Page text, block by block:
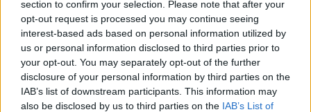
section to confirm your selection. Please note that after your
opt-out request is processed you may continue seeing
interest-based ads based on personal information utilized by
us or personal information disclosed to third parties prior to
your opt-out. You may separately opt-out of the further
disclosure of your personal information by third parties on the
IAB’s list of downstream participants. This information may
also be disclosed by us to third parties on the IAB’s List of
benessere olistico e la sua attenzione per la
sostenibilità, questo hotel di lusso rappresenta una
destinazione unica per chi desidera ritrovare
l’armonia con se stesso e con l’ambiente.